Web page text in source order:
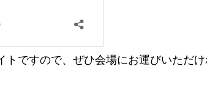
ですので、ぜひ会場にお運びいただけ